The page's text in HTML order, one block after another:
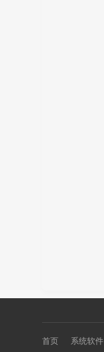
首页 系统软件